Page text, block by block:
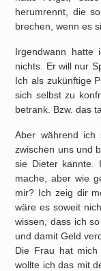
herumrennt, die
brechen, wenn es
Irgendwann hatte
nichts. Er will nur
Ich als zukünftige
sich selbst zu
betrank. Bzw. das
Aber während ich
zwischen uns und
sie Dieter kannte.
mache, aber wie
mir? Ich zeig dir
wäre es soweit
wissen, dass ich
und damit Geld
Die Frau hat mich
wollte ich das mit